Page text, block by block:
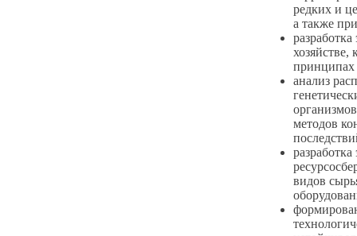
редких и
а также
хозяйстве,
принципах
анализ
методов
видов